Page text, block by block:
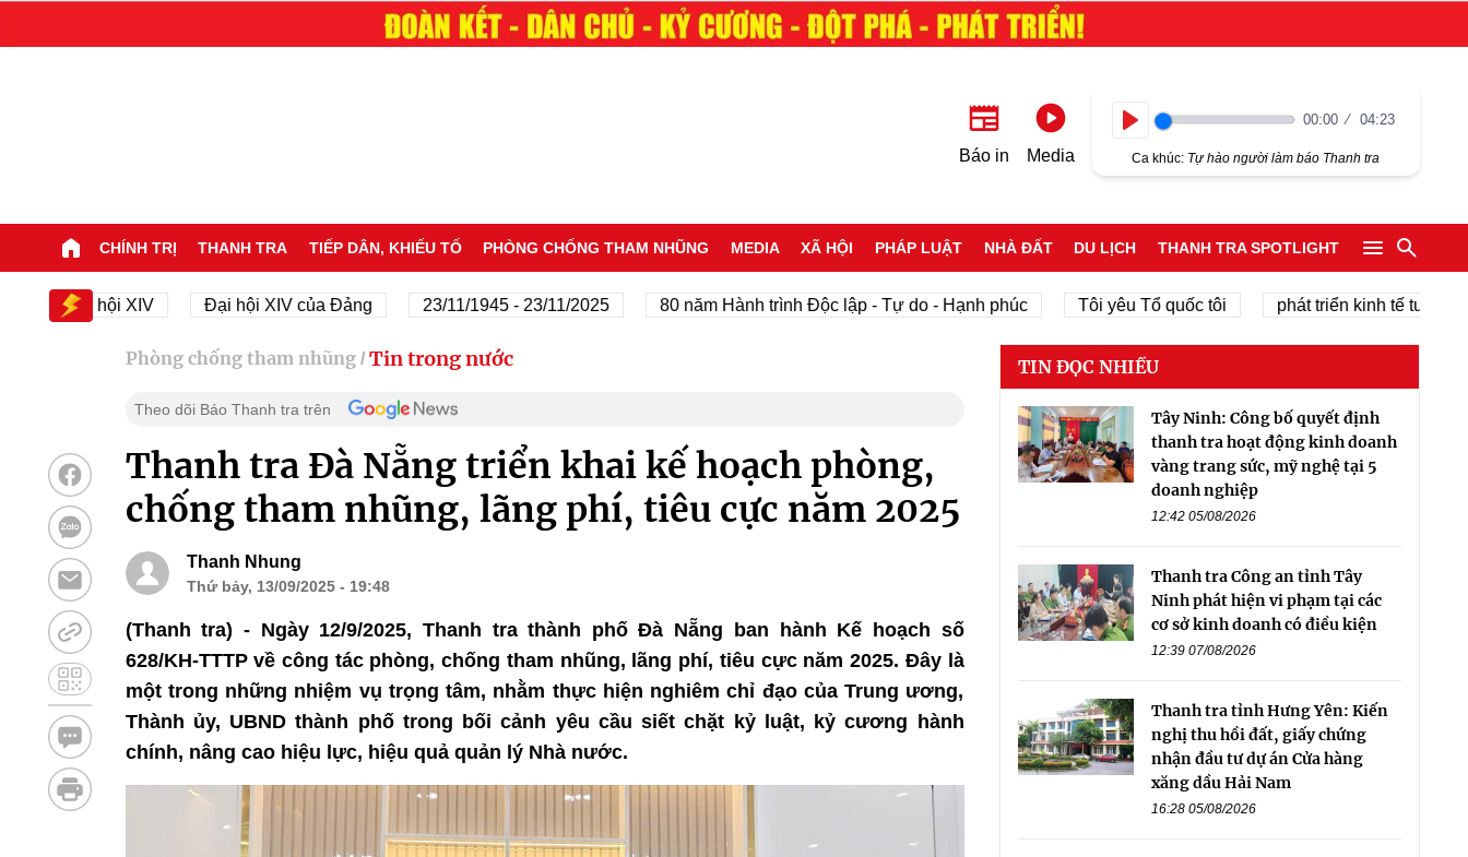
Báo in Media
00:00 04:23
Ca khúc: Tự hào người làm báo Thanh tra
CHÍNH TRỊ THANH TRA TIẾP DÂN, KHIẾU TỐ PHÒNG CHỐNG THAM NHŨNG MEDIA XÃ HỘI PHÁP LUẬT NHÀ ĐẤT DU LỊCH THANH TRA SPOTLIGHT
Đại hội XIV Đại hội XIV của Đảng 23/11/1945 - 23/11/2025 80 năm Hành trình Độc lập - Tự do - Hạnh phúc Tôi yêu Tổ quốc tôi phát triển kinh tế tư nhân
Phòng chống tham nhũng / Tin trong nước
Theo dõi Báo Thanh tra trên
Thanh tra Đà Nẵng triển khai kế hoạch phòng,
chống tham nhũng, lãng phí, tiêu cực năm 2025
Thanh Nhung
Thứ bảy, 13/09/2025 - 19:48
(Thanh tra) - Ngày 12/9/2025, Thanh tra thành phố Đà Nẵng ban hành Kế hoạch số
628/KH-TTTP về công tác phòng, chống tham nhũng, lãng phí, tiêu cực năm 2025. Đây là
một trong những nhiệm vụ trọng tâm, nhằm thực hiện nghiêm chỉ đạo của Trung ương,
Thành ủy, UBND thành phố trong bối cảnh yêu cầu siết chặt kỷ luật, kỷ cương hành
chính, nâng cao hiệu lực, hiệu quả quản lý Nhà nước.
TIN ĐỌC NHIỀU
Tây Ninh: Công bố quyết định
thanh tra hoạt động kinh doanh
vàng trang sức, mỹ nghệ tại 5
doanh nghiệp
12:42 05/08/2026
Thanh tra Công an tỉnh Tây
Ninh phát hiện vi phạm tại các
cơ sở kinh doanh có điều kiện
12:39 07/08/2026
Thanh tra tỉnh Hưng Yên: Kiến
nghị thu hồi đất, giấy chứng
nhận đầu tư dự án Cửa hàng
xăng dầu Hải Nam
16:28 05/08/2026